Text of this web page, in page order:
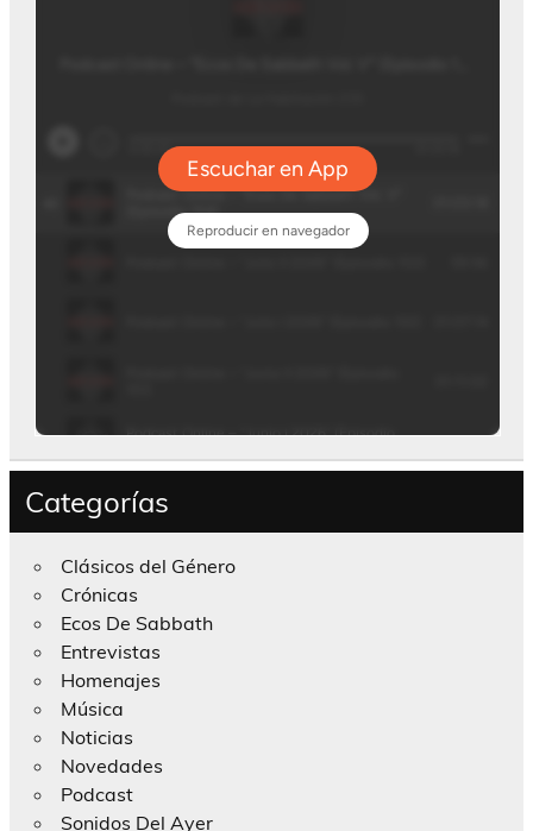
Categorías
Clásicos del Género
Crónicas
Ecos De Sabbath
Entrevistas
Homenajes
Música
Noticias
Novedades
Podcast
Sonidos Del Ayer